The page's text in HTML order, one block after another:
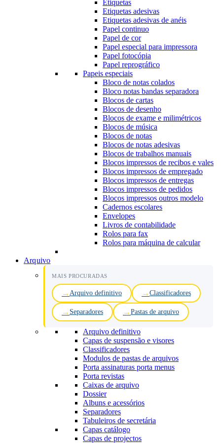
Etiquetas
Etiquetas adesivas
Etiquetas adesivas de anéis
Papel continuo
Papel de cor
Papel especial para impressora
Papel fotocópia
Papel reprográfico
Papeis especiais
Bloco de notas colados
Bloco notas bandas separadora
Blocos de cartas
Blocos de desenho
Blocos de exame e milimétricos
Blocos de música
Blocos de notas
Blocos de notas adesivas
Blocos de trabalhos manuais
Blocos impressos de recibos e vales
Blocos impressos de empregado
Blocos impressos de entregas
Blocos impressos de pedidos
Blocos impressos outros modelo
Cadernos escolares
Envelopes
Livros de contabilidade
Rolos para fax
Rolos para máquina de calcular
Arquivo
MAIS PROCURADAS
Arquivo definitivo Classificadores
Separadores Pastas de arquivo
Arquivo definitivo
Capas de suspensão e visores
Classificadores
Modulos de pastas de arquivos
Porta assinaturas porta menus
Porta revistas
Caixas de arquivo
Dossier
Albuns e acessórios
Separadores
Tabuleiros de secretária
Capas catálogo
Capas de projectos